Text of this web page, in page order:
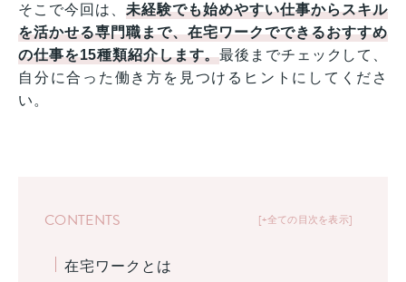
そこで今回は、未経験でも始めやすい仕事からスキル
を活かせる専門職まで、在宅ワークでできるおすすめ
の仕事を15種類紹介します。最後までチェックして、
自分に合った働き方を見つけるヒントにしてくださ
い。
+全ての目次を表示
CONTENTS
在宅ワークとは